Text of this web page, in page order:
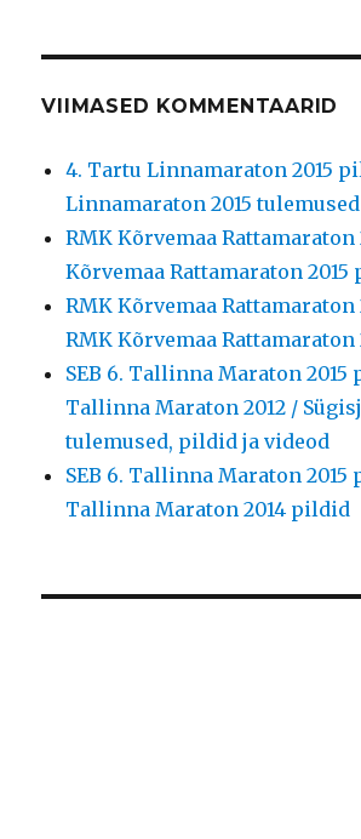
VIIMASED KOMMENTAARID
4. Tartu Linnamaraton 2015
Linnamaraton 2015 tulemused
RMK Kõrvemaa Rattamaraton
Kõrvemaa Rattamaraton 2015
RMK Kõrvemaa Rattamaraton
RMK Kõrvemaa Rattamaraton
SEB 6. Tallinna Maraton 2015
Tallinna Maraton 2012 /
tulemused, pildid ja videod
SEB 6. Tallinna Maraton 2015
Tallinna Maraton 2014 pildid